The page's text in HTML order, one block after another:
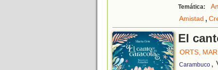
Temática:
Amistad ,
El
ORTS,
Carambuco ,